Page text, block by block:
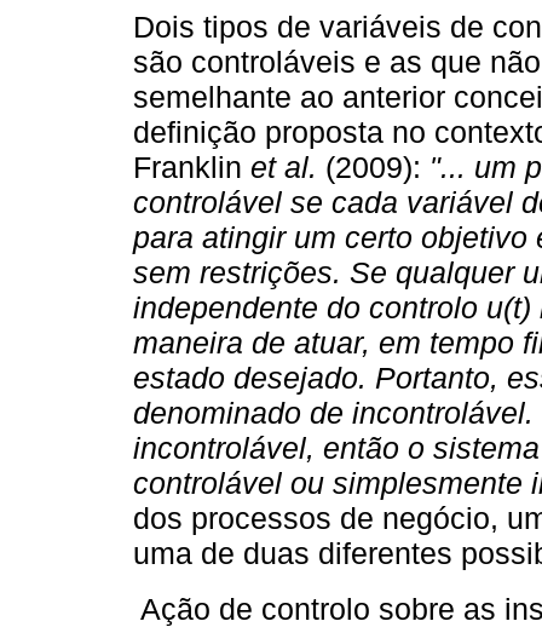
Dois tipos de variáveis de
são controláveis e as que
semelhante ao anterior
definição proposta no
Franklin et al. (2009): "... um
controlável se cada variável
para atingir um certo
sem restrições. Se qualquer
independente do controlo
maneira de atuar, em tempo
estado desejado. Portanto,
denominado de
incontrolável, então o
controlável ou simplesmente
dos processos de negócio,
uma de duas diferentes
 Ação de controlo sobre as